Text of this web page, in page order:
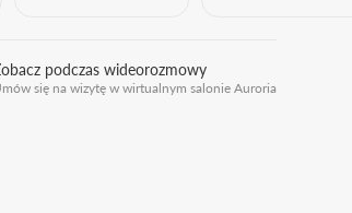
podczas wideorozmowy
się na wizytę w wirtualnym salonie Auroria